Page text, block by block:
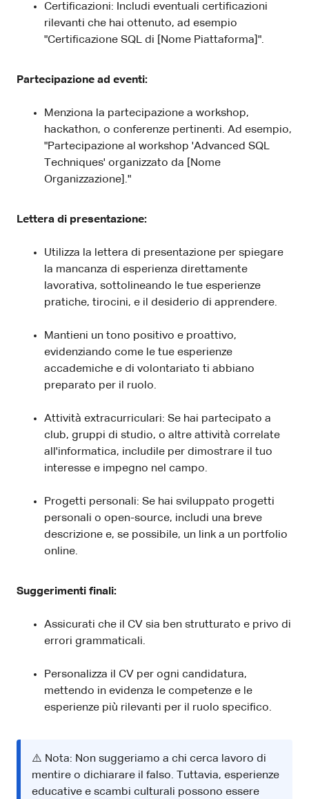
Certificazioni: Includi eventuali certificazioni
rilevanti che hai ottenuto, ad esempio
"Certificazione SQL di [Nome Piattaforma]".
Partecipazione ad eventi:
Menziona la partecipazione a workshop,
hackathon, o conferenze pertinenti. Ad esempio,
"Partecipazione al workshop 'Advanced SQL
Techniques' organizzato da [Nome
Organizzazione]."
Lettera di presentazione:
Utilizza la lettera di presentazione per spiegare
la mancanza di esperienza direttamente
lavorativa, sottolineando le tue esperienze
pratiche, tirocini, e il desiderio di apprendere.
Mantieni un tono positivo e proattivo,
evidenziando come le tue esperienze
accademiche e di volontariato ti abbiano
preparato per il ruolo.
Attività extracurriculari: Se hai partecipato a
club, gruppi di studio, o altre attività correlate
all'informatica, includile per dimostrare il tuo
interesse e impegno nel campo.
Progetti personali: Se hai sviluppato progetti
personali o open-source, includi una breve
descrizione e, se possibile, un link a un portfolio
online.
Suggerimenti finali:
Assicurati che il CV sia ben strutturato e privo di
errori grammaticali.
Personalizza il CV per ogni candidatura,
mettendo in evidenza le competenze e le
esperienze più rilevanti per il ruolo specifico.
⚠️ Nota: Non suggeriamo a chi cerca lavoro di
mentire o dichiarare il falso. Tuttavia, esperienze
educative e scambi culturali possono essere